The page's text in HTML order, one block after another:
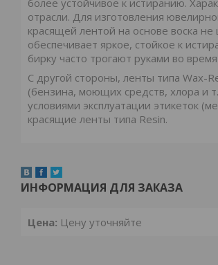
отрасли. Для изготовления
красящей лентой на основе воска
обеспечивает яркое, стойкое к
бирку часто трогают руками во
С другой стороны, ленты типа Wax-
(бензина, моющих средств, хлора и
условиями эксплуатации этикеток
красящие ленты типа Resin.
ИНФОРМАЦИЯ ДЛЯ ЗАКАЗА
Цена: Цену уточняйте